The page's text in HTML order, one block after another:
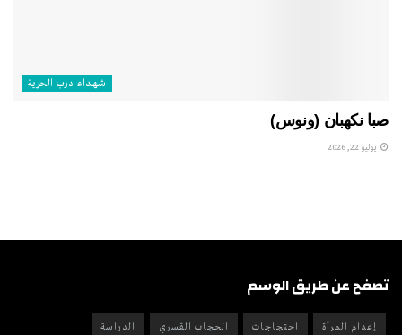
شهداء درب الحرية
صبا نكهبان (ونوس)
يوليو 22, 2026
تصفح عن طريق الوسم
إعدام المرأة احتجاجات الحجاب القسري الدراسة